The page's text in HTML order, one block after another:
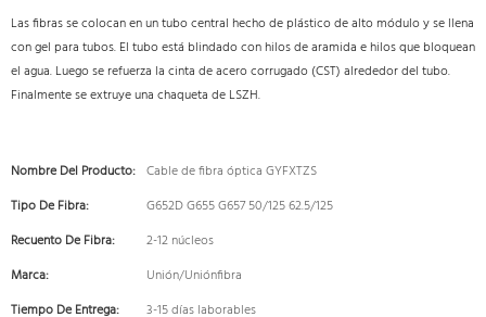
Las fibras se colocan en un tubo central hecho de plástico de alto módulo y se llena
con gel para tubos. El tubo está blindado con hilos de aramida e hilos que bloquean
el agua. Luego se refuerza la cinta de acero corrugado (CST) alrededor del tubo.
Finalmente se extruye una chaqueta de LSZH.
Nombre Del Producto: Cable de fibra óptica GYFXTZS
Tipo De Fibra:
G652D G655 G657 50/125 62.5/125
Recuento De Fibra:
2-12 núcleos
Marca:
Unión/Uniónfibra
Tiempo De Entrega:
3-15 días laborables